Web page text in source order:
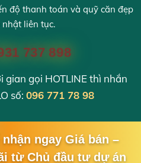
độ thanh toán và quỹ căn đẹp
liên tục.
737 898
gian gọi HOTLINE thì nhắn
số: 096 771 78 98
ngay Giá bán –
từ Chủ đầu tư dự án